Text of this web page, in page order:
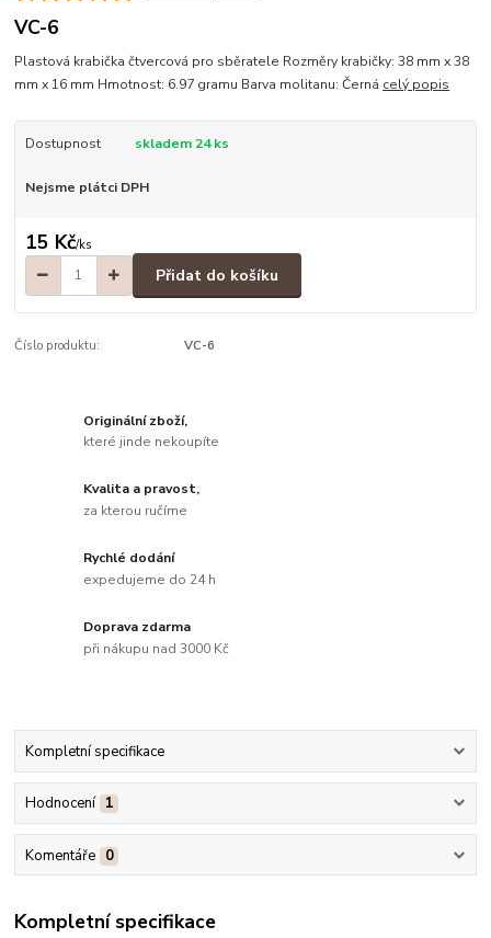
VC-6
Plastová krabička čtvercová pro sběratele Rozměry krabičky: 38 mm x 38
mm x 16 mm Hmotnost: 6.97 gramu Barva molitanu: Černá celý popis
Dostupnost skladem 24 ks
Nejsme plátci DPH
15 Kč/ks
Přidat do košíku
Číslo produktu: VC-6
Originální zboží,
které jinde nekoupíte
Kvalita a pravost,
za kterou ručíme
Rychlé dodání
expedujeme do 24 h
Doprava zdarma
při nákupu nad 3000 Kč
Kompletní specifikace
Hodnocení 1
Komentáře 0
Kompletní specifikace